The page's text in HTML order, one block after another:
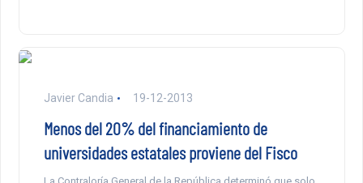
Javier Candia 19-12-2013
Menos del 20% del financiamiento de
universidades estatales proviene del Fisco